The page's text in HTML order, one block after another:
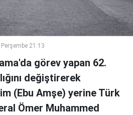
21:13
görev yapan 62.
değiştirerek
(Ebu Amşe) yerine Türk
Ömer Muhammed